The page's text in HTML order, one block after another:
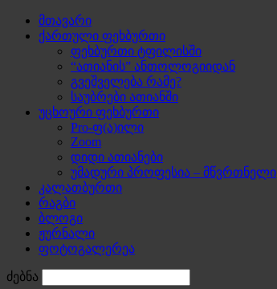
მთავარი
ქართული ფეხბურთი
ფეხბურთი ტფილისში
“ათიანის” ანთოლოგიიდან
გვეშველება რამე?
საუბრები ათიანში
უცხოური ფეხბურთი
Pro-ფ(ა)ილი
Zoom
დიდი ათიანები
უმადური პროფესია – მწვრთნელი
კალათბურთი
რაგბი
ბლოგი
ჟურნალი
ფოტოგალერეა
ძებნა